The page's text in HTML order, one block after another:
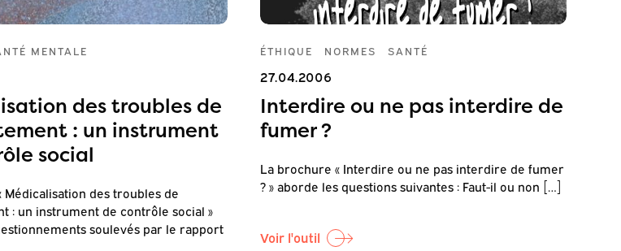
MENTALE
des troubles de
: un instrument
social
Médicalisation des troubles de
: un instrument de contrôle social »
soulevés par le rapport
ÉTHIQUE NORMES SANTÉ
27.04.2006
Interdire ou ne pas interdire de
fumer ?
La brochure « Interdire ou ne pas interdire de fumer
? » aborde les questions suivantes : Faut-il ou non […]
Voir l'outil